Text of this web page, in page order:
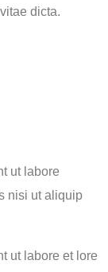
dicta.
ut labore
nisi ut aliquip
ut labore et lore